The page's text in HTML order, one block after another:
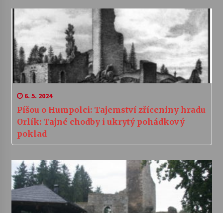
6. 5. 2024
Píšou o Humpolci: Tajemství zříceniny hradu
Orlík: Tajné chodby i ukrytý pohádkový
poklad